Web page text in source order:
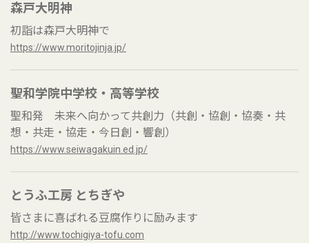
森戸大明神
初詣は森戸大明神で
https://www.moritojinja.jp/
聖和学院中学校・高等学校
聖和発 未来へ向かって共創力（共創・協創・協奏・共
想・共走・協走・今日創・響創）
https://www.seiwagakuin.ed.jp/
とうふ工房 とちぎや
皆さまに喜ばれる豆腐作りに励みます
http://www.tochigiya-tofu.com